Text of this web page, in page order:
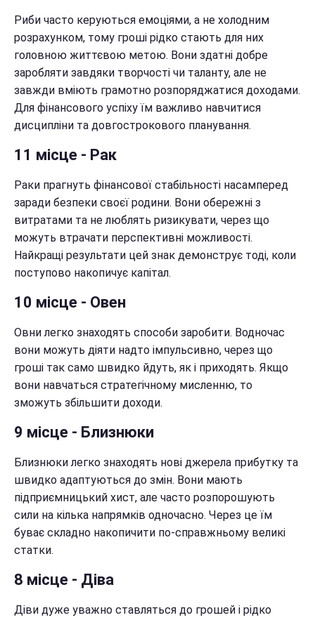
Риби часто керуються емоціями, а не холодним
розрахунком, тому гроші рідко стають для них
головною життєвою метою. Вони здатні добре
заробляти завдяки творчості чи таланту, але не
завжди вміють грамотно розпоряджатися доходами.
Для фінансового успіху їм важливо навчитися
дисципліни та довгострокового планування.
11 місце - Рак
Раки прагнуть фінансової стабільності насамперед
заради безпеки своєї родини. Вони обережні з
витратами та не люблять ризикувати, через що
можуть втрачати перспективні можливості.
Найкращі результати цей знак демонструє тоді, коли
поступово накопичує капітал.
10 місце - Овен
Овни легко знаходять способи заробити. Водночас
вони можуть діяти надто імпульсивно, через що
гроші так само швидко йдуть, як і приходять. Якщо
вони навчаться стратегічному мисленню, то
зможуть збільшити доходи.
9 місце - Близнюки
Близнюки легко знаходять нові джерела прибутку та
швидко адаптуються до змін. Вони мають
підприємницький хист, але часто розпорошують
сили на кілька напрямків одночасно. Через це їм
буває складно накопичити по-справжньому великі
статки.
8 місце - Діва
Діви дуже уважно ставляться до грошей і рідко